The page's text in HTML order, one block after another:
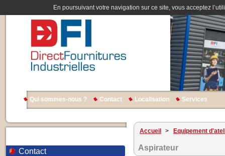
En poursuivant votre navigation sur ce site, vous acceptez
Qui sommes-nous ? Contact Localisation Services
Contact
Accueil > Equipement
Aspirateur